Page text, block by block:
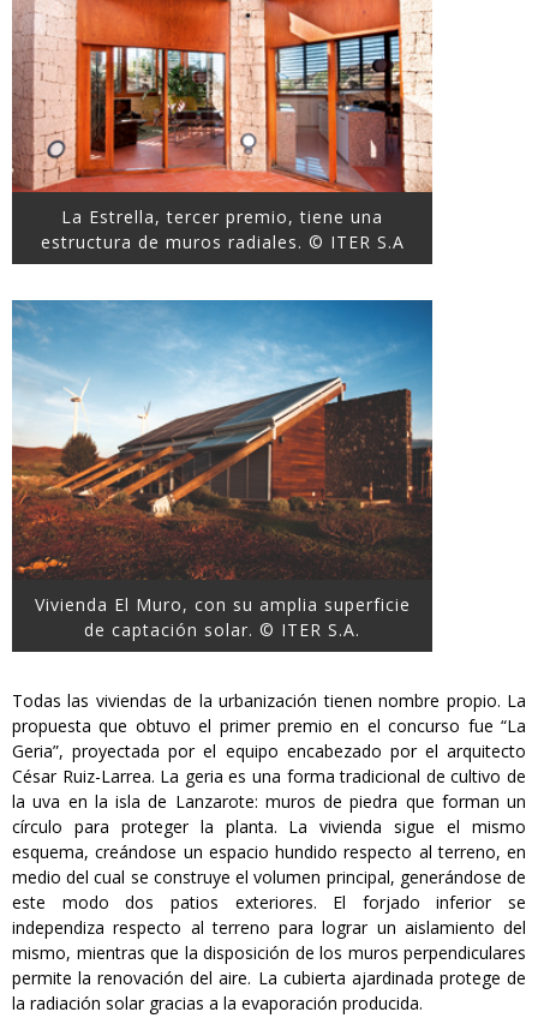
La Estrella, tercer premio, tiene una
estructura de muros radiales. © ITER S.A
Vivienda El Muro, con su amplia superficie
de captación solar. © ITER S.A.
Todas las viviendas de la urbanización tienen nombre propio. La
propuesta que obtuvo el primer premio en el concurso fue “La
Geria”, proyectada por el equipo encabezado por el arquitecto
César Ruiz-Larrea. La geria es una forma tradicional de cultivo de
la uva en la isla de Lanzarote: muros de piedra que forman un
círculo para proteger la planta. La vivienda sigue el mismo
esquema, creándose un espacio hundido respecto al terreno, en
medio del cual se construye el volumen principal, generándose de
este modo dos patios exteriores. El forjado inferior se
independiza respecto al terreno para lograr un aislamiento del
mismo, mientras que la disposición de los muros perpendiculares
permite la renovación del aire. La cubierta ajardinada protege de
la radiación solar gracias a la evaporación producida.